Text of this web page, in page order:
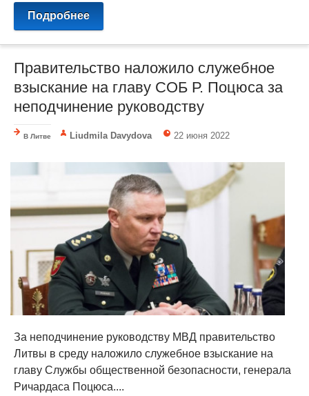
Подробнее
Правительство наложило служебное
взыскание на главу СОБ Р. Поцюса за
неподчинение руководству
В Литве Liudmila Davydova 22 июня 2022
За неподчинение руководству МВД правительство
Литвы в среду наложило служебное взыскание на
главу Службы общественной безопасности, генерала
Ричардаса Поцюса....